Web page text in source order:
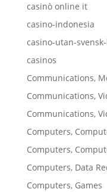
casinò online it
casino-indonesia
casino-utan-
casinos
Communications,
Communications,
Communications,
Computers,
Computers,
Computers, Data
Computers, Games